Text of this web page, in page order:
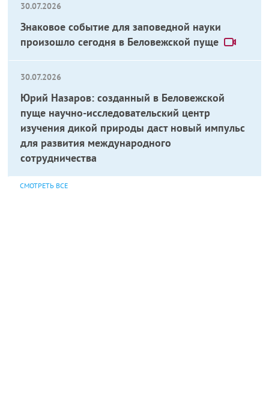
30.07.2026
Знаковое событие для заповедной науки
произошло сегодня в Беловежской пуще
30.07.2026
Юрий Назаров: созданный в Беловежской
пуще научно-исследовательский центр
изучения дикой природы даст новый импульс
для развития международного
сотрудничества
СМОТРЕТЬ ВСЕ